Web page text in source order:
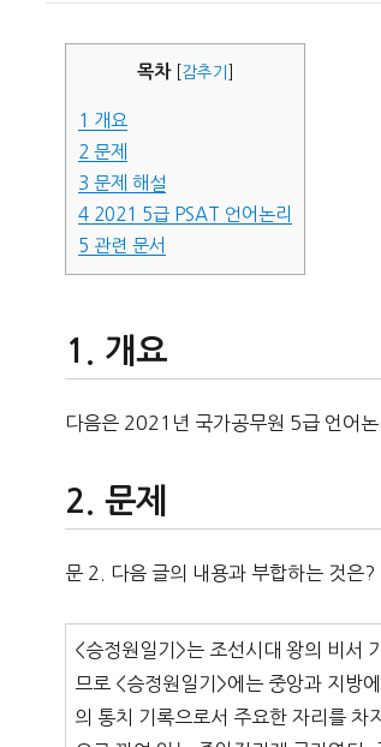
자
목차 감추기
1 개요
2 문제
3 문제 해설
4 2021 5급 PSAT 언어논리
5 관련 문서
개요
다음은 2021년 국가공무원 5급 언어
문제
문 2. 다음 글의 내용과 부합하는 것은?
<승정원일기>는 조선시대 왕의 비서
므로 <승정원일기>에는 중앙과 지방
의 통치 기록으로서 주요한 자리를 차